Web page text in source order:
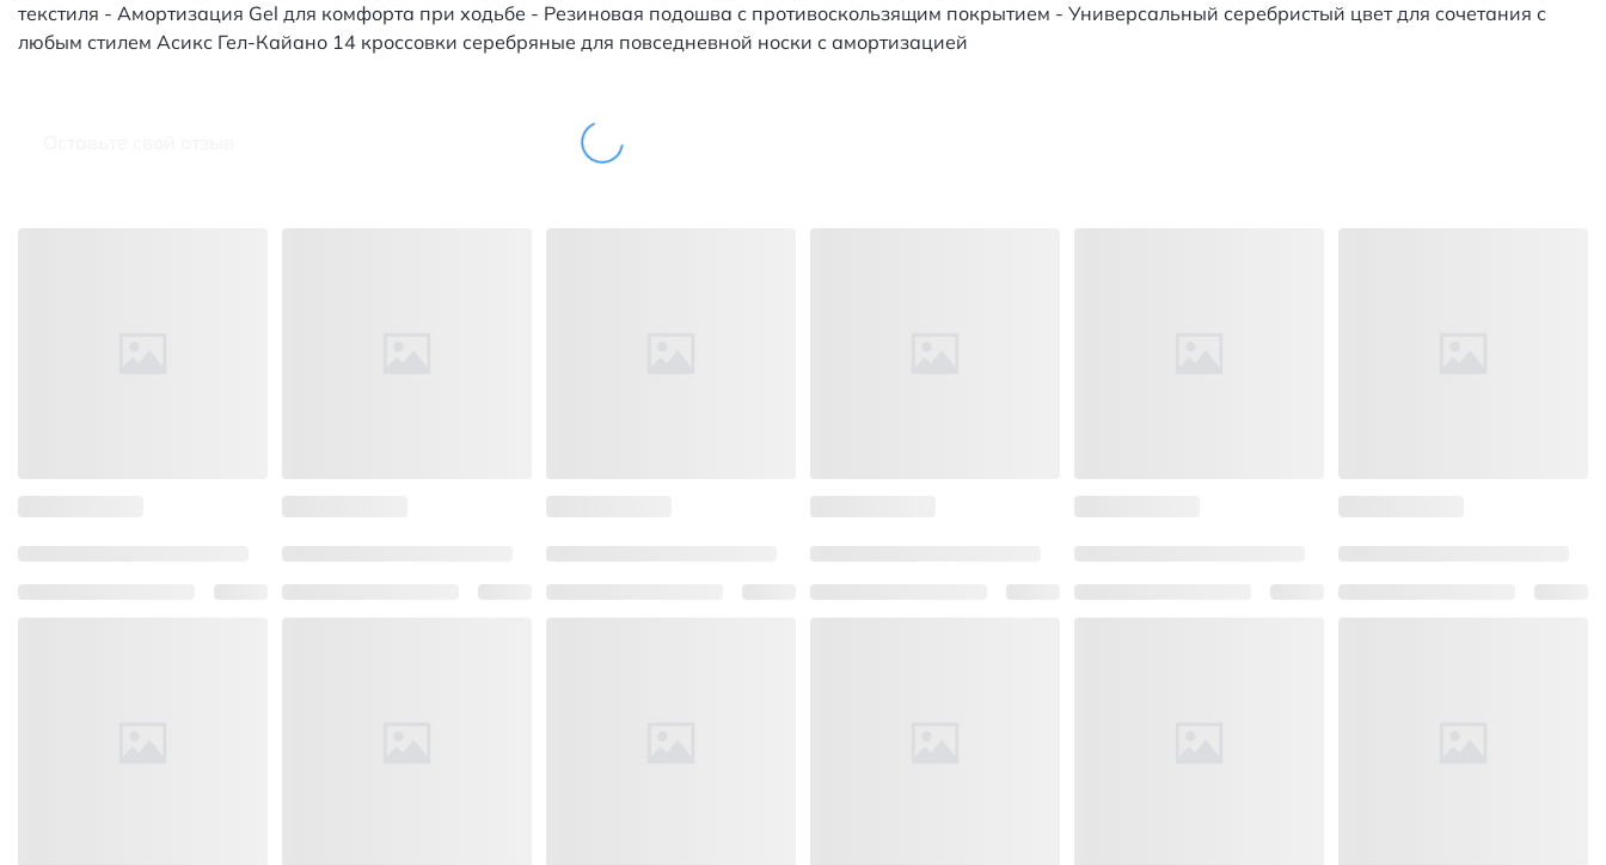
текстиля - Амортизация Gel для комфорта при ходьбе - Резиновая подошва с противоскользящим покрытием - Универсальный серебристый цвет для сочетания с
любым стилем Асикс Гел-Кайано 14 кроссовки серебряные для повседневной носки с амортизацией